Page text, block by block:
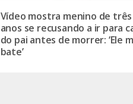
Vídeo mostra menino de três
anos se recusando a ir para
do pai antes de morrer: ‘Ele
bate’